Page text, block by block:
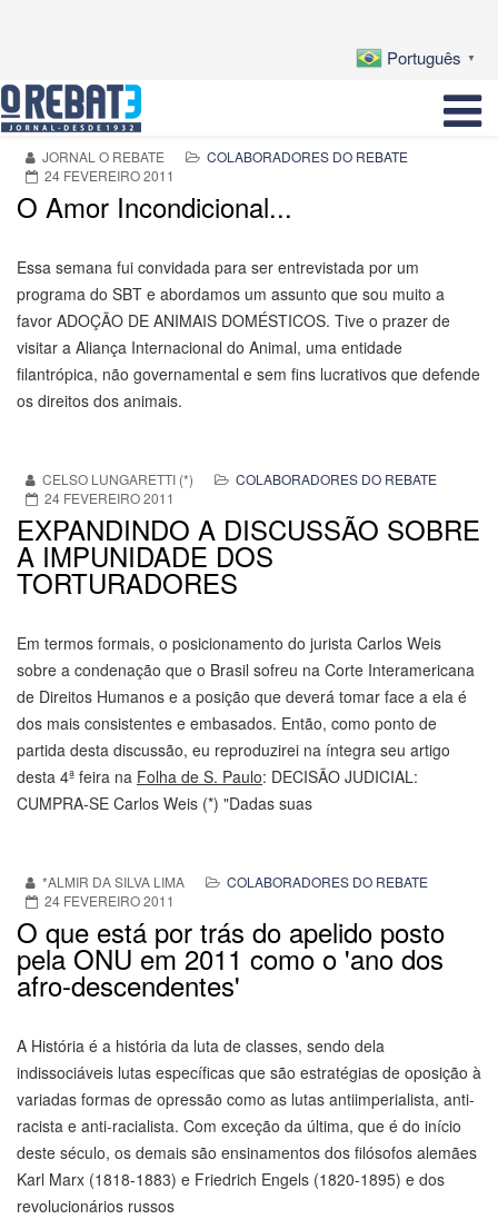
Português ▼
JORNAL O REBATE
COLABORADORES DO REBATE
24 FEVEREIRO 2011
O Amor Incondicional...
Essa semana fui convidada para ser entrevistada por um
programa do SBT e abordamos um assunto que sou muito a
favor ADOÇÃO DE ANIMAIS DOMÉSTICOS. Tive o prazer de
visitar a Aliança Internacional do Animal, uma entidade
filantrópica, não governamental e sem fins lucrativos que defende
os direitos dos animais.
CELSO LUNGARETTI (*)
COLABORADORES DO REBATE
24 FEVEREIRO 2011
EXPANDINDO A DISCUSSÃO SOBRE
A IMPUNIDADE DOS
TORTURADORES
Em termos formais, o posicionamento do jurista Carlos Weis
sobre a condenação que o Brasil sofreu na Corte Interamericana
de Direitos Humanos e a posição que deverá tomar face a ela é
dos mais consistentes e embasados. Então, como ponto de
partida desta discussão, eu reproduzirei na íntegra seu artigo
desta 4ª feira na Folha de S. Paulo: DECISÃO JUDICIAL:
CUMPRA-SE Carlos Weis (*) "Dadas suas
*ALMIR DA SILVA LIMA
COLABORADORES DO REBATE
24 FEVEREIRO 2011
O que está por trás do apelido posto
pela ONU em 2011 como o 'ano dos
afro-descendentes'
A História é a história da luta de classes, sendo dela
indissociáveis lutas específicas que são estratégias de oposição à
variadas formas de opressão como as lutas antiimperialista, anti-
racista e anti-racialista. Com exceção da última, que é do início
deste século, os demais são ensinamentos dos filósofos alemães
Karl Marx (1818-1883) e Friedrich Engels (1820-1895) e dos
revolucionários russos